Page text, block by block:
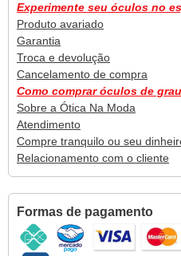
Experimente seu óculos no
Produto avariado
Garantia
Troca e devolução
Cancelamento de compra
Como comprar óculos de
Sobre a Ótica Na Moda
Atendimento
Compre tranquilo ou seu
Relacionamento com o cliente
Formas de pagamento